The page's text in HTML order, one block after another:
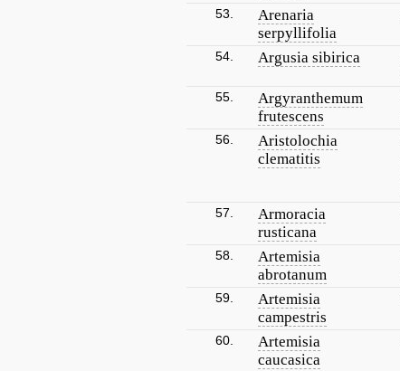
53.
Arenaria
serpyllifolia
54. Argusia sibirica
55.
Argyranthemum
frutescens
56.
Aristolochia
clematitis
57.
Armoracia
rusticana
58.
Artemisia
abrotanum
59.
Artemisia
campestris
60.
Artemisia
caucasica